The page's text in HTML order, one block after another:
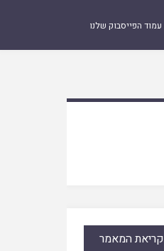
עמוד הפייסבוק שלנו
קריאת המאמר